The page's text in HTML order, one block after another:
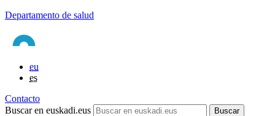
Departamento de salud
eu
es
Contacto
Buscar en euskadi.eus